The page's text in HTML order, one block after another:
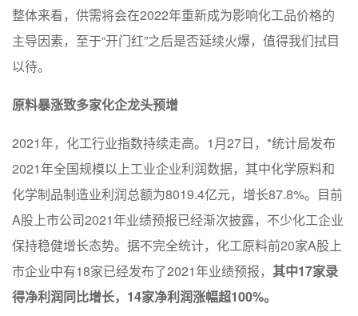
整体来看，供需将会在2022年重新成为影响化工品价格的
主导因素，至于“开门红”之后是否延续火爆，值得我们拭目
以待。
原料暴涨致多家化企龙头预增
2021年，化工行业指数持续走高。1月27日，*统计局发布
2021年全国规模以上工业企业利润数据，其中化学原料和
化学制品制造业利润总额为8019.4亿元，增长87.8%。目前
A股上市公司2021年业绩预报已经渐次披露，不少化工企业
保持稳健增长态势。据不完全统计，化工原料前20家A股上
市企业中有18家已经发布了2021年业绩预报， 其中17家录
得净利润同比增长，14家净利润涨幅超100%。